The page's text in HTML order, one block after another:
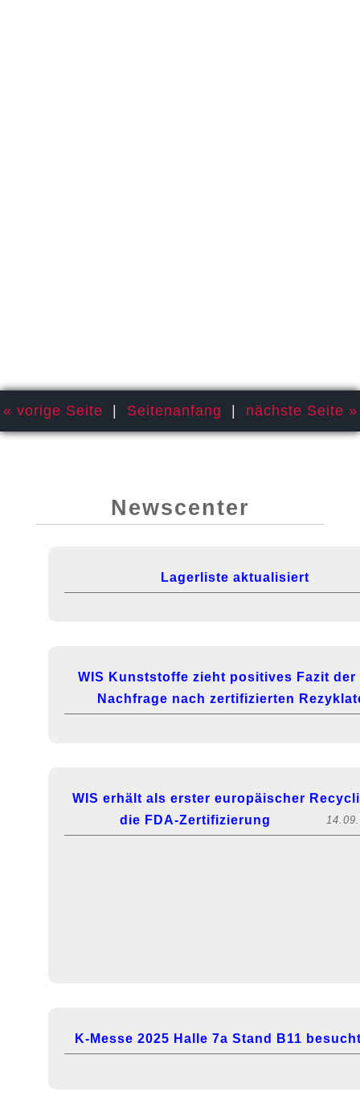
« vorige Seite Seitenanfang nächste Seite »
Newscenter
Lagerliste aktualisiert
WIS Kunststoffe zieht positives Fazit der
Nachfrage nach zertifizierten
WIS erhält als erster europäischer
die FDA-Zertifizierung
K-Messe 2025 Halle 7a Stand B11